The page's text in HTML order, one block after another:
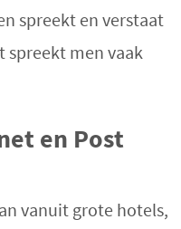
spreekt en verstaat
spreekt men vaak
en Post
vanuit grote hotels,